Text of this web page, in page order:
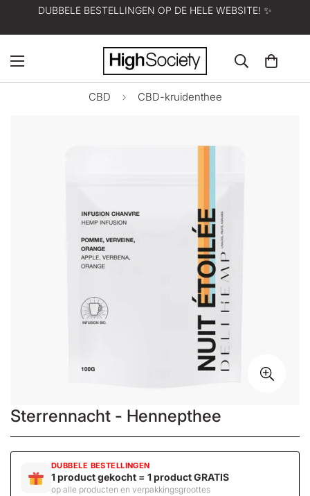
DUBBELE BESTELLINGEN OP DE HELE WEBSITE! ✨
CBD CBD-kruidenthee
Sterrennacht - Hennepthee
DUBBELE BESTELLINGEN
1 product gekocht = 1 product GRATIS
op alle producten en verpakkingsgroottes